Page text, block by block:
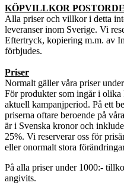
KÖPVILLKOR
Alla priser och villkor i detta
leveranser inom Sverige. Vi
Eftertryck, kopiering m.m. av
förbjudes.
Priser
Normalt gäller våra priser
För produkter som ingår i olika
aktuell kampanjperiod. På ett
priserna oftare beroende på
är i Svenska kronor och
25%. Vi reserverar oss för
eller onormalt stora
På alla priser under 1000:-
angivits.